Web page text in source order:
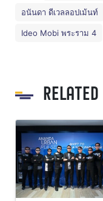
อนันดา ดีเวลลอปเม้นท์
Ideo Mobi พระราม 4